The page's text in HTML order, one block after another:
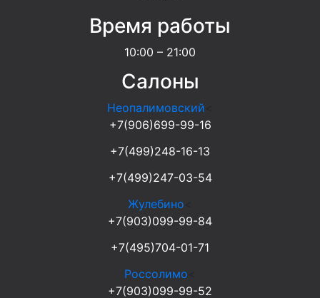
Время работы
10:00 – 21:00
Салоны
Неопалимовский
+7(906)699-99-16
+7(499)248-16-13
+7(499)247-03-54
Жулебино
+7(903)099-99-84
+7(495)704-01-71
Россолимо
+7(903)099-99-52